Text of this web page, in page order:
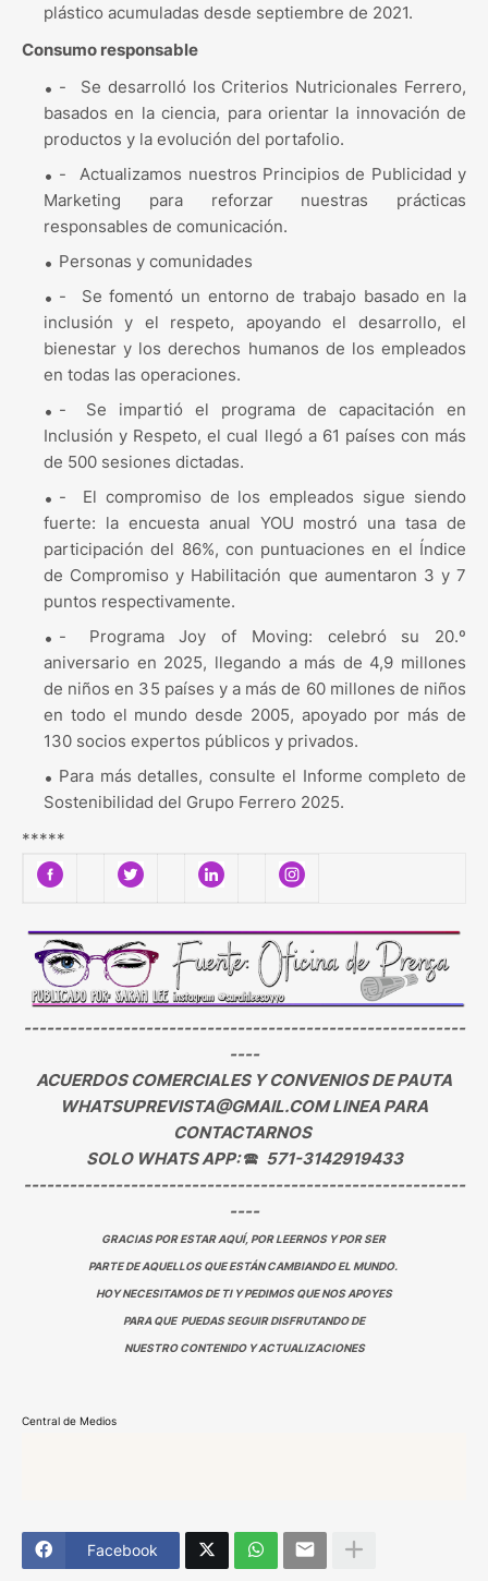
plástico acumuladas desde septiembre de 2021.
Consumo responsable
-
Se desarrolló los Criterios Nutricionales Ferrero,
basados en la ciencia, para orientar la innovación de
productos y la evolución del portafolio.
-
Actualizamos nuestros Principios de Publicidad y
Marketing para reforzar nuestras prácticas
responsables de comunicación.
Personas y comunidades
-
Se fomentó un entorno de trabajo basado en la
inclusión y el respeto, apoyando el desarrollo, el
bienestar y los derechos humanos de los empleados
en todas las operaciones.
-
Se impartió el programa de capacitación en
Inclusión y Respeto, el cual llegó a 61 países con más
de 500 sesiones dictadas.
-
El compromiso de los empleados sigue siendo
fuerte: la encuesta anual YOU mostró una tasa de
participación del 86%, con puntuaciones en el Índice
de Compromiso y Habilitación que aumentaron 3 y 7
puntos respectivamente.
-
Programa Joy of Moving: celebró su 20.º
aniversario en 2025, llegando a más de 4,9 millones
de niños en 35 países y a más de 60 millones de niños
en todo el mundo desde 2005, apoyado por más de
130 socios expertos públicos y privados.
Para más detalles, consulte el Informe completo de
Sostenibilidad del Grupo Ferrero 2025.
*****
----------------------------------------------------------
----
ACUERDOS COMERCIALES Y CONVENIOS DE PAUTA
WHATSUPREVISTA@GMAIL.COM LINEA PARA
CONTACTARNOS
SOLO WHATS APP:🕿 571-3142919433
----------------------------------------------------------
----
GRACIAS POR ESTAR AQUÍ, POR LEERNOS Y POR SER
PARTE DE AQUELLOS QUE ESTÁN CAMBIANDO EL MUNDO.
HOY NECESITAMOS DE TI Y PEDIMOS QUE NOS APOYES
PARA QUE PUEDAS SEGUIR DISFRUTANDO DE
NUESTRO CONTENIDO Y ACTUALIZACIONES
Central de Medios
Facebook